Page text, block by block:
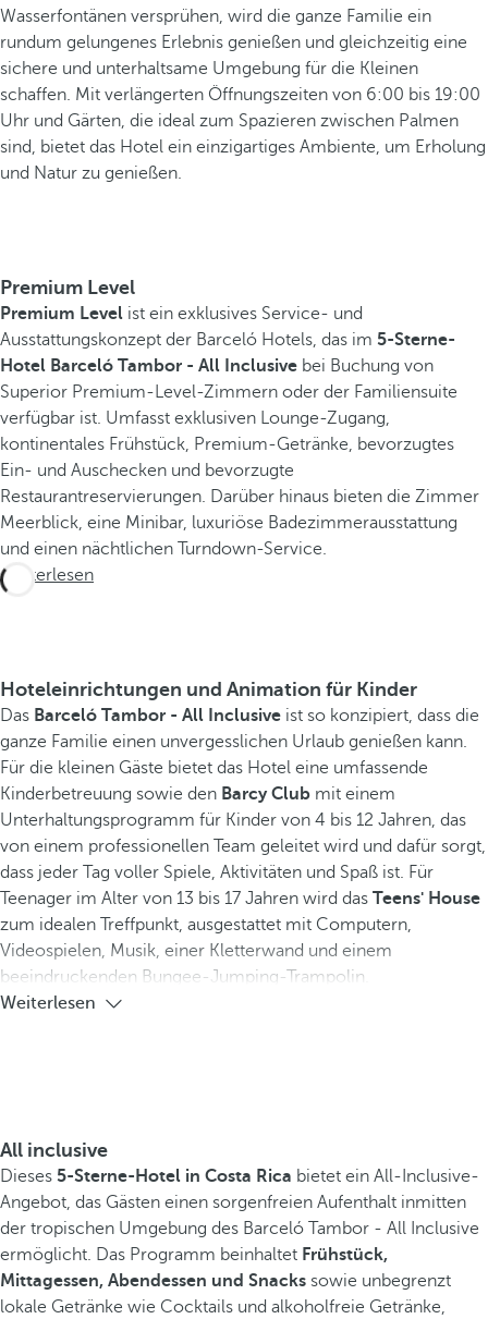
Wasserfontänen versprühen, wird die ganze Familie ein
rundum gelungenes Erlebnis genießen und gleichzeitig eine
sichere und unterhaltsame Umgebung für die Kleinen
schaffen. Mit verlängerten Öffnungszeiten von 6:00 bis 19:00
Uhr und Gärten, die ideal zum Spazieren zwischen Palmen
sind, bietet das Hotel ein einzigartiges Ambiente, um Erholung
und Natur zu genießen.
Premium Level
Premium Level ist ein exklusives Service- und
Ausstattungskonzept der Barceló Hotels, das im 5-Sterne-
Hotel Barceló Tambor - All Inclusive bei Buchung von
Superior Premium-Level-Zimmern oder der Familiensuite
verfügbar ist. Umfasst exklusiven Lounge-Zugang,
kontinentales Frühstück, Premium-Getränke, bevorzugtes
Ein- und Auschecken und bevorzugte
Restaurantreservierungen. Darüber hinaus bieten die Zimmer
Meerblick, eine Minibar, luxuriöse Badezimmerausstattung
und einen nächtlichen Turndown-Service.
Weiterlesen
Hoteleinrichtungen und Animation für Kinder
Das Barceló Tambor - All Inclusive ist so konzipiert, dass die
ganze Familie einen unvergesslichen Urlaub genießen kann.
Für die kleinen Gäste bietet das Hotel eine umfassende
Kinderbetreuung sowie den Barcy Club mit einem
Unterhaltungsprogramm für Kinder von 4 bis 12 Jahren, das
von einem professionellen Team geleitet wird und dafür sorgt,
dass jeder Tag voller Spiele, Aktivitäten und Spaß ist. Für
Teenager im Alter von 13 bis 17 Jahren wird das Teens' House
zum idealen Treffpunkt, ausgestattet mit Computern,
Videospielen, Musik, einer Kletterwand und einem
beeindruckenden Bungee-Jumping-Trampolin.
Weiterlesen
All inclusive
Dieses 5-Sterne-Hotel in Costa Rica bietet ein All-Inclusive-
Angebot, das Gästen einen sorgenfreien Aufenthalt inmitten
der tropischen Umgebung des Barceló Tambor - All Inclusive
ermöglicht. Das Programm beinhaltet Frühstück,
Mittagessen, Abendessen und Snacks sowie unbegrenzt
lokale Getränke wie Cocktails und alkoholfreie Getränke,